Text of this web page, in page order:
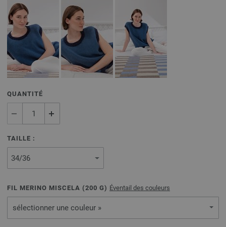
QUANTITÉ
TAILLE :
FIL MERINO MISCELA (200 G) Éventail des couleurs
sélectionner une couleur »